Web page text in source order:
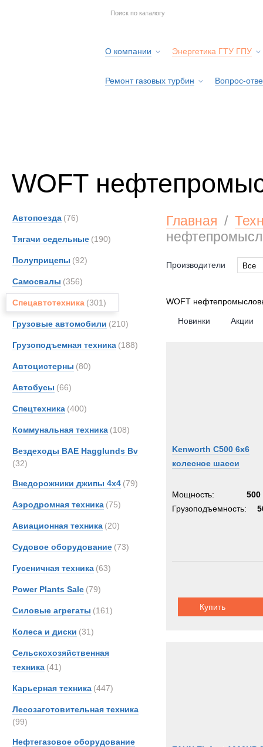
О компании Энергетика ГТУ ГПУ
Ремонт газовых турбин Вопрос-
WOFT
Автопоезда (76)
Тягачи седельные (190)
Полуприцепы (92)
Самосвалы (356)
Спецавтотехника (301)
Грузовые автомобили (210)
Грузоподъемная техника (188)
Автоцистерны (80)
Автобусы (66)
Спецтехника (400)
Коммунальная техника (108)
Вездеходы BAE Hagglunds Bv
(32)
Внедорожники джипы 4х4 (79)
Аэродромная техника (75)
Авиационная техника (20)
Судовое оборудование (73)
Гусеничная техника (63)
Power Plants Sale (79)
Силовые агрегаты (161)
Колеса и диски (31)
Сельскохозяйственная
техника (41)
Карьерная техника (447)
Лесозаготовительная техника
(99)
Нефтегазовое оборудование
Главная /
Производители
Все
WOFT
Новинки Акции
Kenworth C500 6x6
колесное шасси
Мощность:
500
Грузоподъемность:
Купить